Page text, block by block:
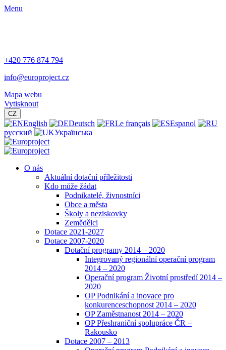
Menu
+420 776 874 794
info@europroject.cz
Mapa webu
Vytisknout
CZ
English Deutsch Le français
Espanol
русский
Українська
O nás
Aktuální dotační příležitosti
Kdo může žádat
Podnikatelé, živnostníci
Obce a města
Školy a neziskovky
Zemědělci
Dotace 2021-2027
Dotace 2007-2020
Dotační programy 2014 – 2020
Integrovaný regionální operační program
2014 – 2020
Operační program Životní prostředí 2014 –
2020
OP Podnikání a inovace pro
konkurenceschopnost 2014 – 2020
OP Zaměstnanost 2014 – 2020
OP Přeshraniční spolupráce ČR –
Rakousko
Dotace 2007 – 2013